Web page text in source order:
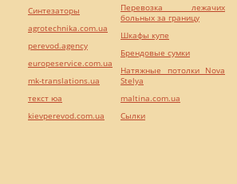
Синтезаторы
agrotechnika.com.ua
perevod.agency
europeservice.com.ua
mk-translations.ua
текст юа
kievperevod.com.ua
Перевозка лежачих
больных за границу
Шкафы купе
Брендовые сумки
Натяжные потолки Nova
Stelya
maltina.com.ua
Cылки